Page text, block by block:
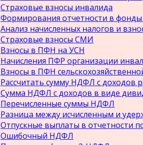
Страховые взносы инвалида
Формирования отчетности в
Анализ начисленных налогов и
Страховые взносы СМИ
Взносы в ПФН на УСН
Начисления ПФР организации
Взносы в ПФН
Рассчитать сумму НДФЛ с доходов
Сумма НДФЛ с доходов в виде
Перечисленные суммы НДФЛ
Разница между исчисленным и
Отпускные выплаты в отчетности
Ошибочный НДФЛ